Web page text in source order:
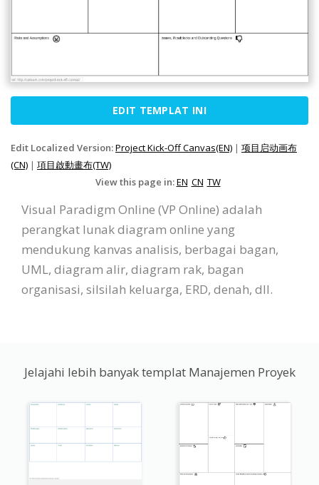
EDIT TEMPLAT INI
Edit Localized Version:Project Kick-Off Canvas(EN) | 项目启动画布
(CN) | 項目啟動畫布(TW)
View this page in:EN CN TW
Visual Paradigm Online (VP Online) adalah
perangkat lunak diagram online yang
mendukung kanvas analisis, berbagai bagan,
UML, diagram alir, diagram rak, bagan
organisasi, silsilah keluarga, ERD, denah, dll.
Jelajahi lebih banyak templat Manajemen Proyek